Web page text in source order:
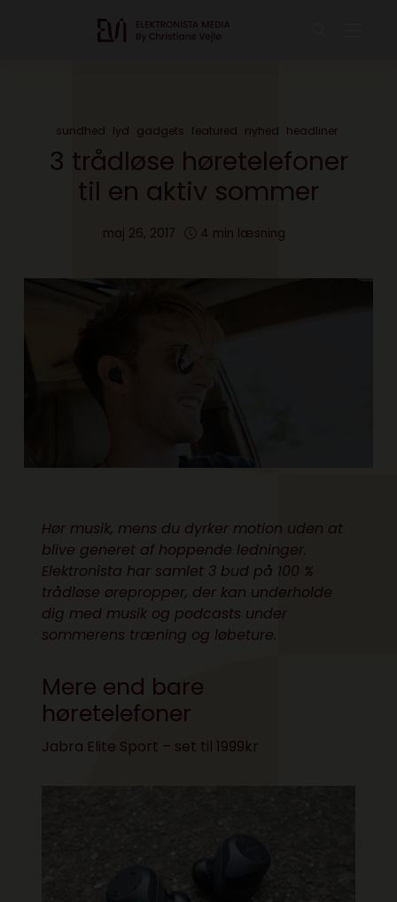
sundhed lyd gadgets featured nyhed headliner
3 trådløse høretelefoner
til en aktiv sommer
maj 26, 2017 4 min læsning
Hør musik, mens du dyrker motion uden at
blive generet af hoppende ledninger.
Elektronista har samlet 3 bud på 100 %
trådløse ørepropper, der kan underholde
dig med musik og podcasts under
sommerens træning og løbeture.
Mere end bare
høretelefoner
Jabra Elite Sport – set til 1999kr